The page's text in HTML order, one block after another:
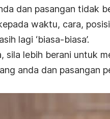
dan pasangan tidak
waktu, cara,
lagi ‘biasa-biasa’.
sila lebih berani untuk
anda dan pasangan